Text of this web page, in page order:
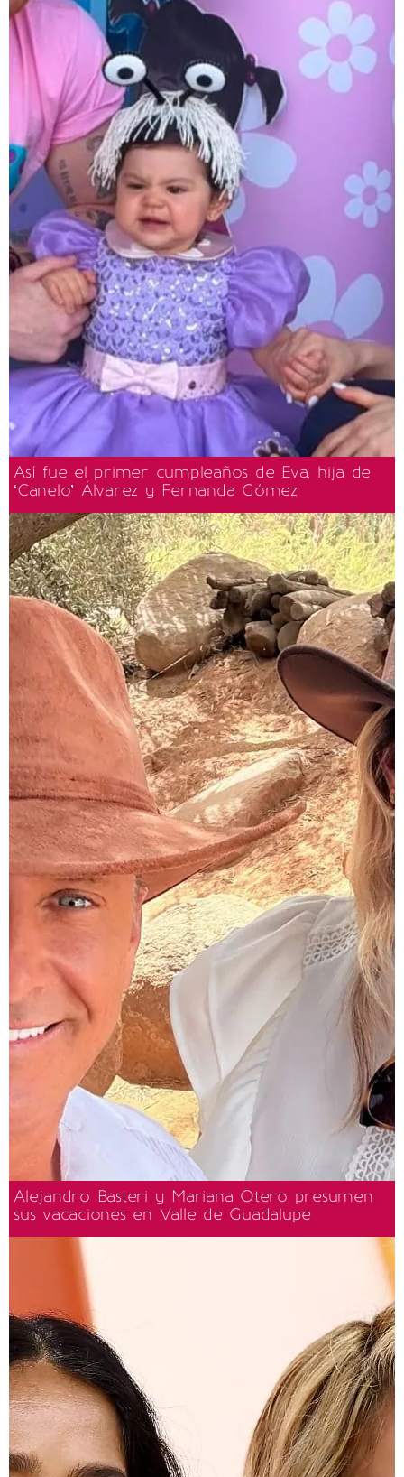
Así fue el primer cumpleaños de Eva, hija de
‘Canelo’ Álvarez y Fernanda Gómez
Alejandro Basteri y Mariana Otero presumen
sus vacaciones en Valle de Guadalupe